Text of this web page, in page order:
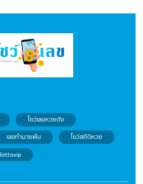
โชว์เลขหวยดัง
เลขทำนายฝัน
โชว์สถิติหวย
lottovip